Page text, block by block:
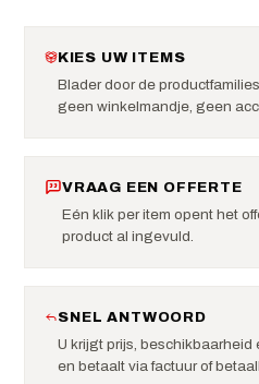
KIES UW ITEMS
Blader door de
geen winkelmandje, geen
VRAAG EEN OFFERTE
Eén klik per item opent het
product al ingevuld.
SNEL ANTWOORD
U krijgt prijs,
en betaalt via factuur of